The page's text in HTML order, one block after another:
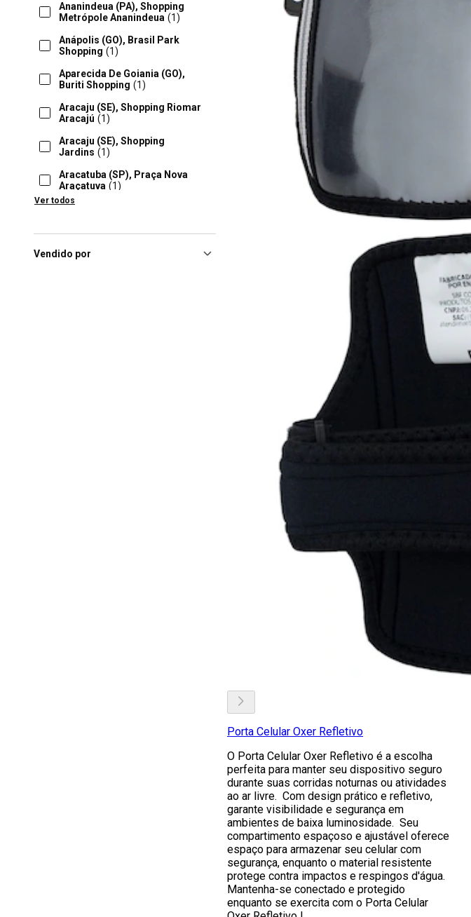
Ananindeua (PA), Shopping
Metrópole Ananindeua (1)
Anápolis (GO), Brasil Park
Shopping (1)
Aparecida De Goiania (GO),
Buriti Shopping (1)
Aracaju (SE), Shopping Riomar
Aracajú (1)
Aracaju (SE), Shopping
Jardins (1)
Aracatuba (SP), Praça Nova
Araçatuva (1)
Arapiraca (AL), Arapiraca
Araras
Ver todos
Vendido por
Porta Celular Oxer Refletivo
O Porta Celular Oxer Refletivo é a escolha
perfeita para manter seu dispositivo seguro
durante suas corridas noturnas ou atividades
ao ar livre. Com design prático e refletivo,
garante visibilidade e segurança em
ambientes de baixa luminosidade. Seu
compartimento espaçoso e ajustável oferece
espaço para armazenar seu celular com
segurança, enquanto o material resistente
protege contra impactos e respingos d'água.
Mantenha-se conectado e protegido
enquanto se exercita com o Porta Celular